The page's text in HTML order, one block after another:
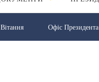
Вiтання Офіс Президента